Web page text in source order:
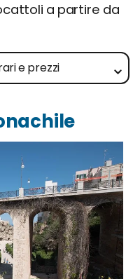
a partire da
e prezzi